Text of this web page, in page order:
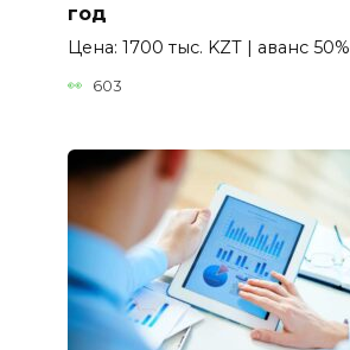
год
Цена: 1700 тыс. KZT | аванс 50%
603